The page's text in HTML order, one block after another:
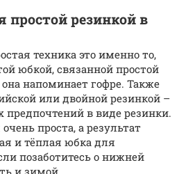
простой резинкой в
техника это именно то,
юбкой, связанной простой
напоминает гофре. Также
или двойной резинкой –
предпочтений в виде резинки.
проста, а результат
и тёплая юбка для
позаботитесь о нижней